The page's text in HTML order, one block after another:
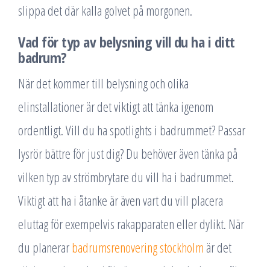
slippa det där kalla golvet på morgonen.
Vad för typ av belysning vill du ha i ditt
badrum?
När det kommer till belysning och olika
elinstallationer är det viktigt att tänka igenom
ordentligt. Vill du ha spotlights i badrummet? Passar
lysrör bättre för just dig? Du behöver även tänka på
vilken typ av strömbrytare du vill ha i badrummet.
Viktigt att ha i åtanke är även vart du vill placera
eluttag för exempelvis rakapparaten eller dylikt. När
du planerarbadrumsrenovering stockholm är det